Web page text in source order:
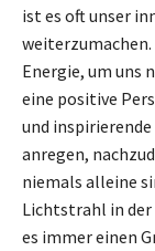
ist es oft unser
weiterzumachen.
Energie, um uns
eine positive
und
anregen,
niemals alleine
Lichtstrahl in der
es immer einen